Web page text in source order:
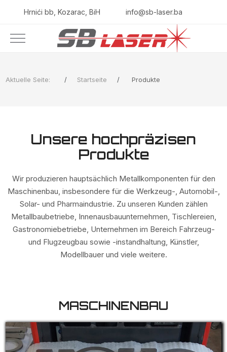
Hrnići bb, Kozarac, BiH info@sb-laser.ba
Aktuelle Seite: Startseite Produkte
Unsere hochpräzisen
Produkte
Wir produzieren hauptsächlich Metallkomponenten für den
Maschinenbau, insbesondere für die Werkzeug-, Automobil-,
Solar- und Pharmaindustrie. Zu unseren Kunden zählen
Metallbaubetriebe, Innenausbauunternehmen, Tischlereien,
Gastronomiebetriebe, Unternehmen im Bereich Fahrzeug-
und Flugzeugbau sowie -instandhaltung, Künstler,
Modellbauer und viele weitere.
MASCHINENBAU